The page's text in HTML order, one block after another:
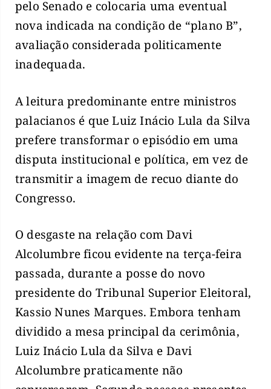
pelo Senado e colocaria uma eventual
nova indicada na condição de “plano B”,
avaliação considerada politicamente
inadequada.
A leitura predominante entre ministros
palacianos é que Luiz Inácio Lula da Silva
prefere transformar o episódio em uma
disputa institucional e política, em vez de
transmitir a imagem de recuo diante do
Congresso.
O desgaste na relação com Davi
Alcolumbre ficou evidente na terça-feira
passada, durante a posse do novo
presidente do Tribunal Superior Eleitoral,
Kassio Nunes Marques. Embora tenham
dividido a mesa principal da cerimônia,
Luiz Inácio Lula da Silva e Davi
Alcolumbre praticamente não